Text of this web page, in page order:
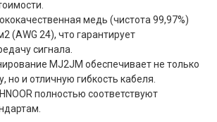
медь (чистота 99,97%)
(AWG 24), что гарантирует
сигнала.
MJ2JM обеспечивает не только
но и отличную гибкость кабеля.
полностью соответствуют